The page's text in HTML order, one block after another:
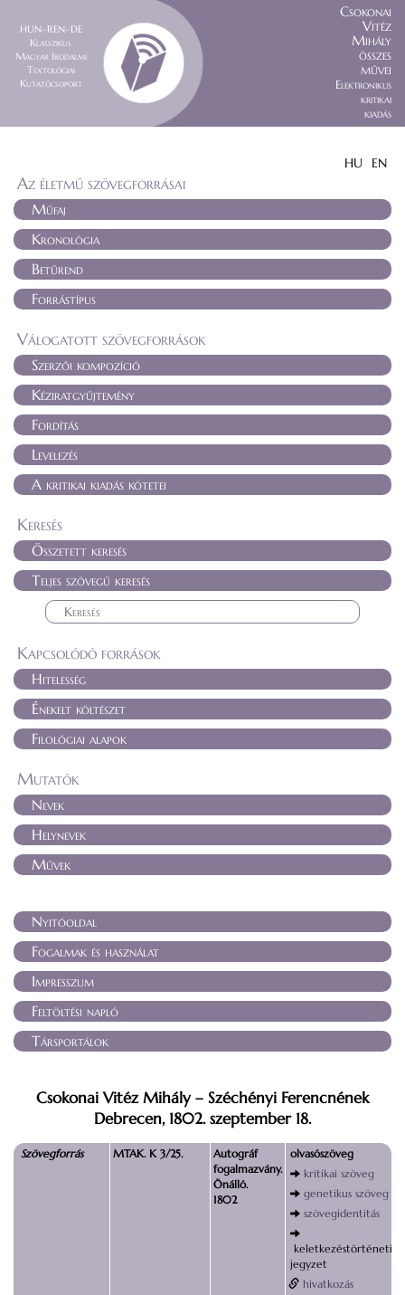
HUN–REN–DE
Klasszikus
Magyar Irodalmi
Textológiai
Kutatócsoport
Csokonai
Vitéz
Mihály
összes
művei
Elektronikus
kritikai
kiadás
HU EN
Az életmű szövegforrásai
Műfaj
Kronológia
Betűrend
Forrástípus
Válogatott szövegforrások
Szerzői kompozíció
Kéziratgyűjtemény
Fordítás
Levelezés
A kritikai kiadás kötetei
Keresés
Összetett keresés
Teljes szövegű keresés
Kapcsolódó források
Hitelesség
Énekelt költészet
Filológiai alapok
Mutatók
Nevek
Helynevek
Művek
Nyitóoldal
Fogalmak és használat
Impresszum
Feltöltési napló
Társportálok
Csokonai Vitéz Mihály – Széchényi Ferencnének
Debrecen, 1802. szeptember 18.
Szövegforrás MTAK. K 3/25.
Autográf
fogalmazvány.
Önálló.
1802
olvasószöveg
kritikai szöveg
genetikus szöveg
szövegidentitás
keletkezéstörténeti
jegyzet
hivatkozás